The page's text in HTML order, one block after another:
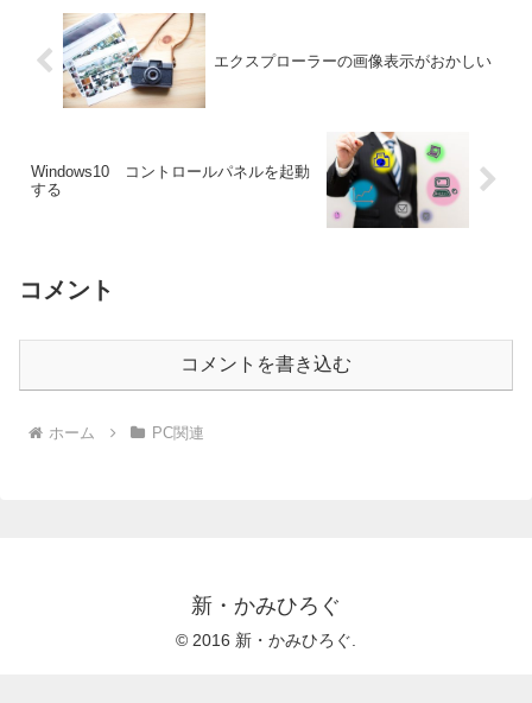
エクスプローラーの画像表示がおかしい
Windows10 コントロールパネルを起動
する
コメント
コメントを書き込む
ホーム PC関連
新・かみひろぐ
© 2016 新・かみひろぐ.